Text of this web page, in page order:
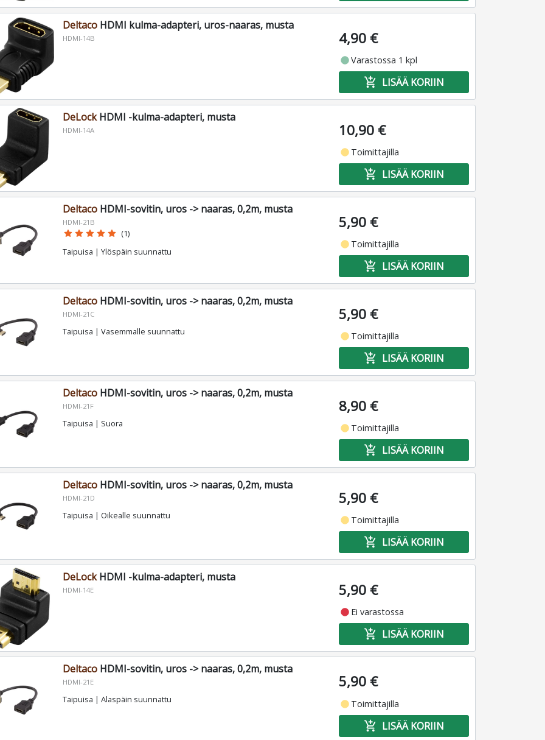
DeltacoHDMI kulma-adapteri, uros-naaras, musta
HDMI-14B 4,90 €
fiber_manual_recordVarastossa 1 kpl
add_shopping_cart LISÄÄ KORIIN
DeLockHDMI -kulma-adapteri, musta
HDMI-14A 10,90 €
fiber_manual_record Toimittajilla
add_shopping_cart LISÄÄ KORIIN
DeltacoHDMI-sovitin, uros -> naaras, 0,2m, musta
HDMI-21B
star star star star star (1)
Taipuisa | Ylöspäin suunnattu
5,90 €
fiber_manual_record Toimittajilla
add_shopping_cart LISÄÄ KORIIN
DeltacoHDMI-sovitin, uros -> naaras, 0,2m, musta
HDMI-21C
Taipuisa | Vasemmalle suunnattu
5,90 €
fiber_manual_record Toimittajilla
add_shopping_cart LISÄÄ KORIIN
DeltacoHDMI-sovitin, uros -> naaras, 0,2m, musta
HDMI-21F
Taipuisa | Suora
8,90 €
fiber_manual_record Toimittajilla
add_shopping_cart LISÄÄ KORIIN
DeltacoHDMI-sovitin, uros -> naaras, 0,2m, musta
HDMI-21D
Taipuisa | Oikealle suunnattu
5,90 €
fiber_manual_record Toimittajilla
add_shopping_cart LISÄÄ KORIIN
DeLockHDMI -kulma-adapteri, musta
HDMI-14E 5,90 €
fiber_manual_record Ei varastossa
add_shopping_cart LISÄÄ KORIIN
DeltacoHDMI-sovitin, uros -> naaras, 0,2m, musta
HDMI-21E
Taipuisa | Alaspäin suunnattu
5,90 €
fiber_manual_record Toimittajilla
add_shopping_cart LISÄÄ KORIIN